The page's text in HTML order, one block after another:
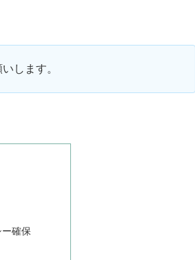
します。
確保